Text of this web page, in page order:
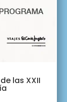
las XXII